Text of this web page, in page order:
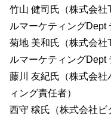
竹山 健司氏（株式会社
ルマーケティングDept
菊地 美和氏（株式会社
ルマーケティングDept
藤川 友紀氏（株式会
ィング責任者）
西守 穣氏（株式会社ビ